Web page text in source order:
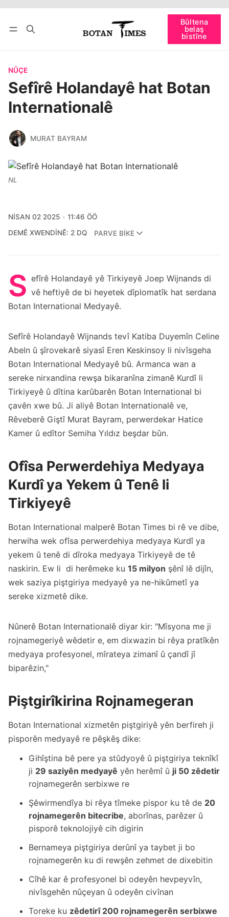
Bûltena
belaş
bistîne
bişopîne
NÛÇE
Sefîrê Holandayê hat Botan
Internationalê
MURAT BAYRAM
NL
NISAN 02 2025
11:46 ÖÖ
DEMÊ XWENDINÊ: 2 DQ
PARVE BIKE
S efîrê Holandayê yê Tirkiyeyê Joep Wijnands di
vê heftiyê de bi heyetek dîplomatîk hat serdana
Botan International Medyayê.
Sefîrê Holandayê Wijnands tevî Katiba Duyemîn Celine
Abeln û şîrovekarê siyasî Eren Keskinsoy li nivîsgeha
Botan International Medyayê bû. Armanca wan a
sereke nirxandina rewşa bikaranîna zimanê Kurdî li
Tirkiyeyê û dîtina karûbarên Botan International bi
çavên xwe bû. Ji aliyê Botan Internationalê ve,
Rêveberê Giştî Murat Bayram, perwerdekar Hatice
Kamer û edîtor Semiha Yıldız beşdar bûn.
Ofîsa Perwerdehiya Medyaya
Kurdî ya Yekem û Tenê li
Tirkiyeyê
Botan International malperê Botan Times bi rê ve dibe,
herwiha wek ofîsa perwerdehiya medyaya Kurdî ya
yekem û tenê di dîroka medyaya Tirkiyeyê de tê
naskirin. Ew li di herêmeke ku 15 milyon şênî lê dijîn,
wek saziya piştgiriya medyayê ya ne-hikûmetî ya
sereke xizmetê dike.
Nûnerê Botan Internationalê diyar kir: "Mîsyona me ji
rojnamegeriyê wêdetir e, em dixwazin bi rêya pratîkên
medyaya profesyonel, mîrateya zimanî û çandî jî
biparêzin,"
Piştgirîkirina Rojnamegeran
Botan International xizmetên piştgiriyê yên berfireh ji
pisporên medyayê re pêşkêş dike:
Gihîştina bê pere ya stûdyoyê û piştgiriya teknîkî
ji 29 saziyên medyayê yên herêmî û ji 50 zêdetir
rojnamegerên serbixwe re
Şêwirmendîya bi rêya tîmeke pispor ku tê de 20
rojnamegerên bitecribe, aborînas, parêzer û
pisporê teknolojiyê cih digirin
Bernameya piştgiriya derûnî ya taybet ji bo
rojnamegerên ku di rewşên zehmet de dixebitin
Cîhê kar ê profesyonel bi odeyên hevpeyvîn,
nivîsgehên nûçeyan û odeyên civînan
Toreke ku zêdetirî 200 rojnamegerên serbixwe